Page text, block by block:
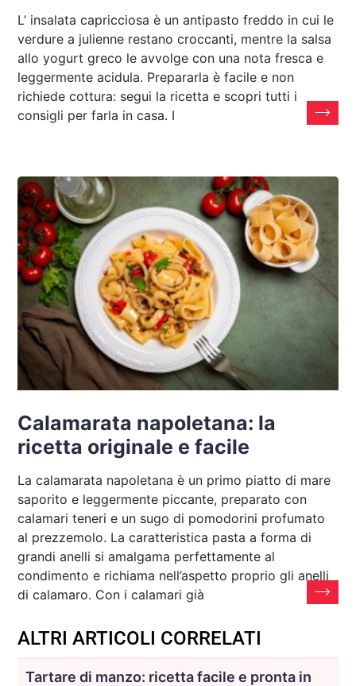
L’ insalata capricciosa è un antipasto freddo in cui le
verdure a julienne restano croccanti, mentre la salsa
allo yogurt greco le avvolge con una nota fresca e
leggermente acidula. Prepararla è facile e non
richiede cottura: segui la ricetta e scopri tutti i
consigli per farla in casa. I
Calamarata napoletana: la
ricetta originale e facile
La calamarata napoletana è un primo piatto di mare
saporito e leggermente piccante, preparato con
calamari teneri e un sugo di pomodorini profumato
al prezzemolo. La caratteristica pasta a forma di
grandi anelli si amalgama perfettamente al
condimento e richiama nell’aspetto proprio gli anelli
di calamaro. Con i calamari già
ALTRI ARTICOLI CORRELATI
Tartare di manzo: ricetta facile e pronta in